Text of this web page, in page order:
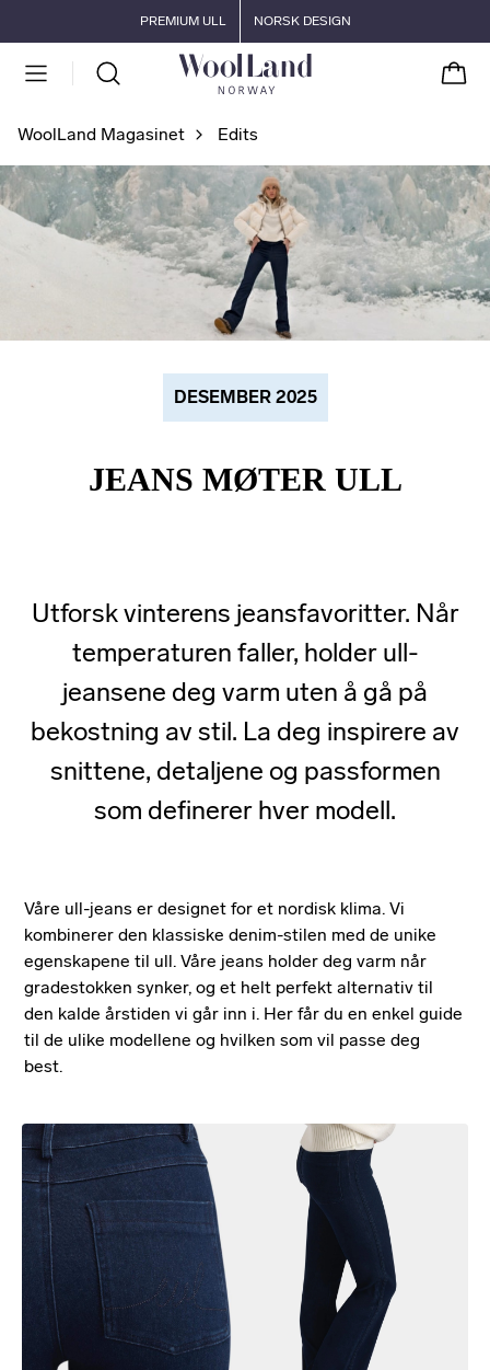
Gå til hovedinnholdPREMIUM ULL NORSK DESIGN
WoolLand Magasinet Edits
DESEMBER 2025
JEANS MØTER ULL
Utforsk vinterens jeansfavoritter. Når
temperaturen faller, holder ull-
jeansene deg varm uten å gå på
bekostning av stil. La deg inspirere av
snittene, detaljene og passformen
som definerer hver modell.
Våre ull-jeans er designet for et nordisk klima. Vi
kombinerer den klassiske denim-stilen med de unike
egenskapene til ull. Våre jeans holder deg varm når
gradestokken synker, og et helt perfekt alternativ til
den kalde årstiden vi går inn i. Her får du en enkel guide
til de ulike modellene og hvilken som vil passe deg
best.